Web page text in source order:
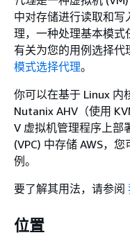
中对存储进行读取和
理，一种处理基本模式
有关为您的用例选择代
模式选择代理。
你可以在基于 Linux 内
Nutanix AHV（使用
V 虚拟机管理程序上部
(VPC) 中存储 AWS，
例。
要了解其用法，请参阅
位置